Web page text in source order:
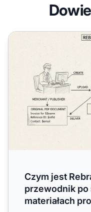
Czym jest Rebrand
Czym jest
przewodnik
materiałach